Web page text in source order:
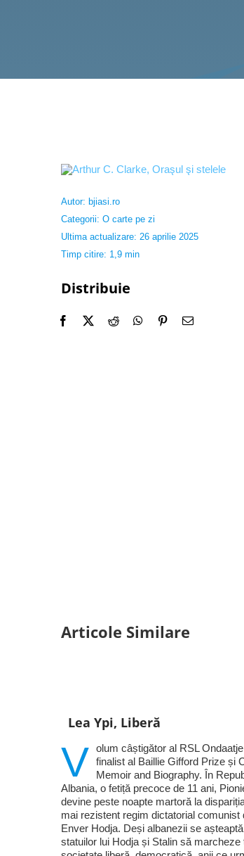
Autor: bjiasi.ro
Categorii: O carte pe zi
Ultima actualizare: 26 aprilie 2025
Timp citire: 1,9 min
Distribuie
Articole Similare
Lea Ypi, Liberă
V olum câștigător al RSL
finalist al Baillie Gifford Prize și
Memoir and Biography. În
Albania, o fetiță precoce de 11 ani,
devine peste noapte martoră la
mai rezistent regim dictatorial comunist
Enver Hodja. Deși albanezii se
statuilor lui Hodja și Stalin să marcheze